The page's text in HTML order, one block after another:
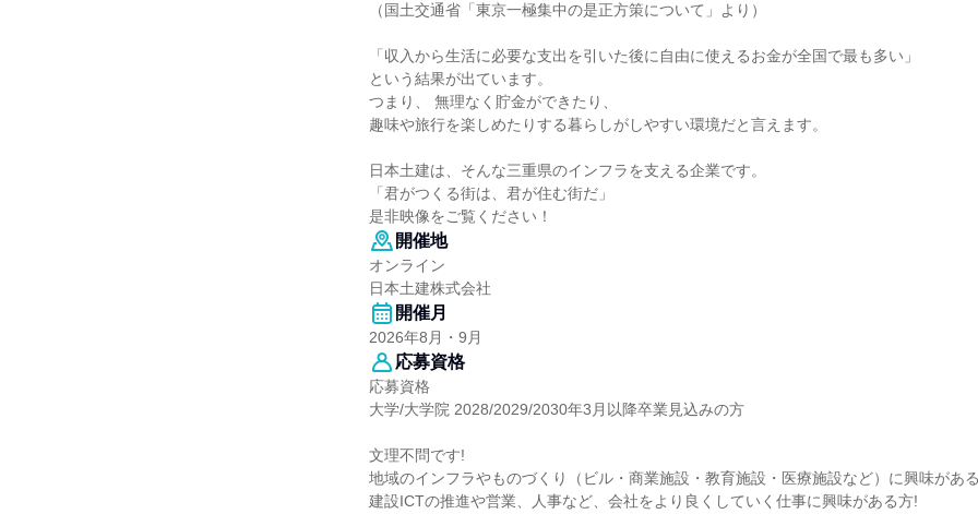
（国土交通省「東京一極集中の是正方策について」より）
「収入から生活に必要な支出を引いた後に自由に使えるお金が全国で最も多い」
という結果が出ています。
つまり、 無理なく貯金ができたり、
趣味や旅行を楽しめたりする暮らしがしやすい環境だと言えます。
日本土建は、そんな三重県のインフラを支える企業です。
「君がつくる街は、君が住む街だ」
是非映像をご覧ください！
開催地
オンライン
日本土建株式会社
開催月
2026年8月・9月
応募資格
応募資格
大学/大学院 2028/2029/2030年3月以降卒業見込みの方
文理不問です!
地域のインフラやものづくり（ビル・商業施設・教育施設・医療施設など）に興味があ
建設ICTの推進や営業、人事など、会社をより良くしていく仕事に興味がある方!